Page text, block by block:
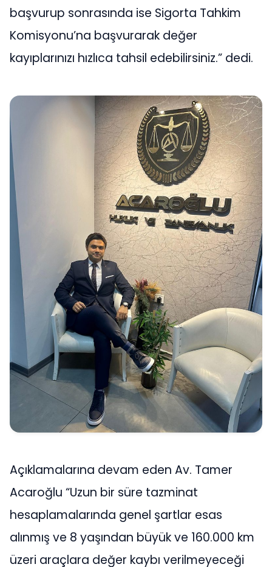
başvurup sonrasında ise Sigorta Tahkim
Komisyonu’na başvurarak değer
kayıplarınızı hızlıca tahsil edebilirsiniz.” dedi.
Açıklamalarına devam eden Av. Tamer
Acaroğlu “Uzun bir süre tazminat
hesaplamalarında genel şartlar esas
alınmış ve 8 yaşından büyük ve 160.000 km
üzeri araçlara değer kaybı verilmeyeceği